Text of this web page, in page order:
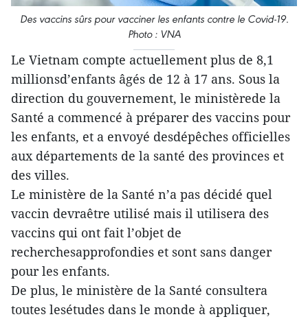
Des vaccins sûrs pour vacciner les enfants contre le Covid-19.
Photo : VNA
Le Vietnam compte actuellement plus de 8,1
millionsd’enfants âgés de 12 à 17 ans. Sous la
direction du gouvernement, le ministèrede la
Santé a commencé à préparer des vaccins pour
les enfants, et a envoyé desdépêches officielles
aux départements de la santé des provinces et
des villes.
Le ministère de la Santé n’a pas décidé quel
vaccin devraêtre utilisé mais il utilisera des
vaccins qui ont fait l’objet de
recherchesapprofondies et sont sans danger
pour les enfants.
De plus, le ministère de la Santé consultera
toutes lesétudes dans le monde à appliquer,